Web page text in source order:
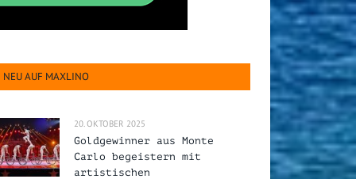
NEU AUF MAXLINO
20. OKTOBER 2025
Goldgewinner aus Monte
Carlo begeistern mit
artistischen